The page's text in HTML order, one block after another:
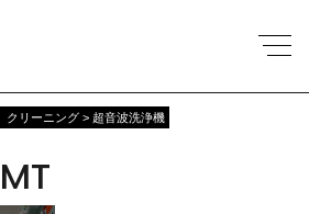
クリーニング > 超音波洗浄機